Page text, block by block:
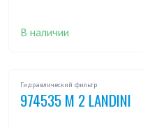
В наличии
Гидравлический фильтр
974535 M 2 LANDINI